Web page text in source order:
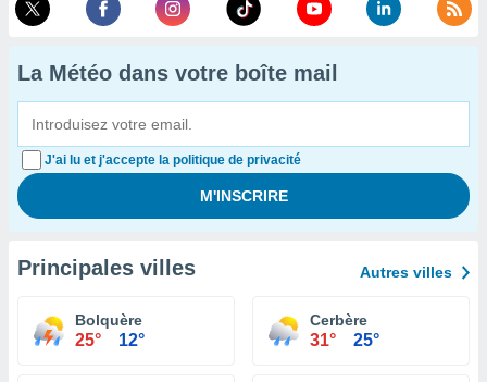
La Météo dans votre boîte mail
J'ai lu et j'accepte la politique de privacité
Principales villes Autres villes
Bolquère
25° 12°
Cerbère
31° 25°